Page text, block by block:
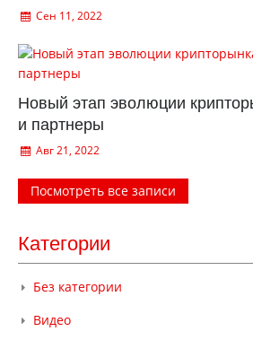
Сен 11, 2022
Новый этап эволюции
и партнеры
Авг 21, 2022
Посмотреть все записи
Категории
Без категории
Видео